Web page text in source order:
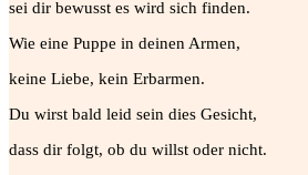
sei dir bewusst es wird sich finden.
Wie eine Puppe in deinen Armen,
keine Liebe, kein Erbarmen.
Du wirst bald leid sein dies Gesicht,
dass dir folgt, ob du willst oder nicht.